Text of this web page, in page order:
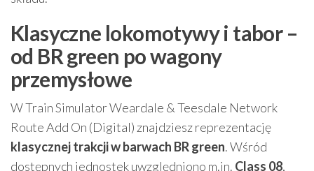
Klasyczne lokomotywy i tabor –
od BR green po wagony
przemysłowe
W Train Simulator Weardale & Teesdale Network
Route Add On (Digital) znajdziesz reprezentację
klasycznej trakcji w barwach BR green. Wśród
dostępnych jednostek uwzględniono m.in. Class 08,